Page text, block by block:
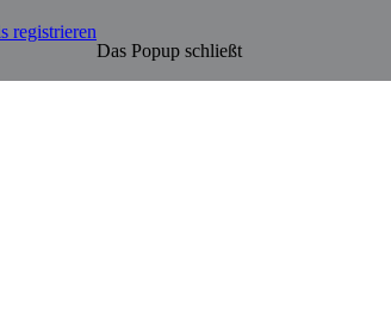
registrieren
Das Popup schließt